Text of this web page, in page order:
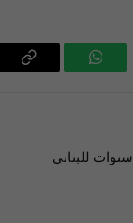
واتساب
القرون الوسطى الآن: ٥٠٠ جلدة و٨ سنوات للبناني